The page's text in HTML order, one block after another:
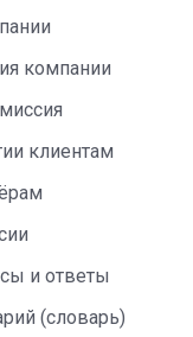
компании
клиентам
и ответы
(словарь)